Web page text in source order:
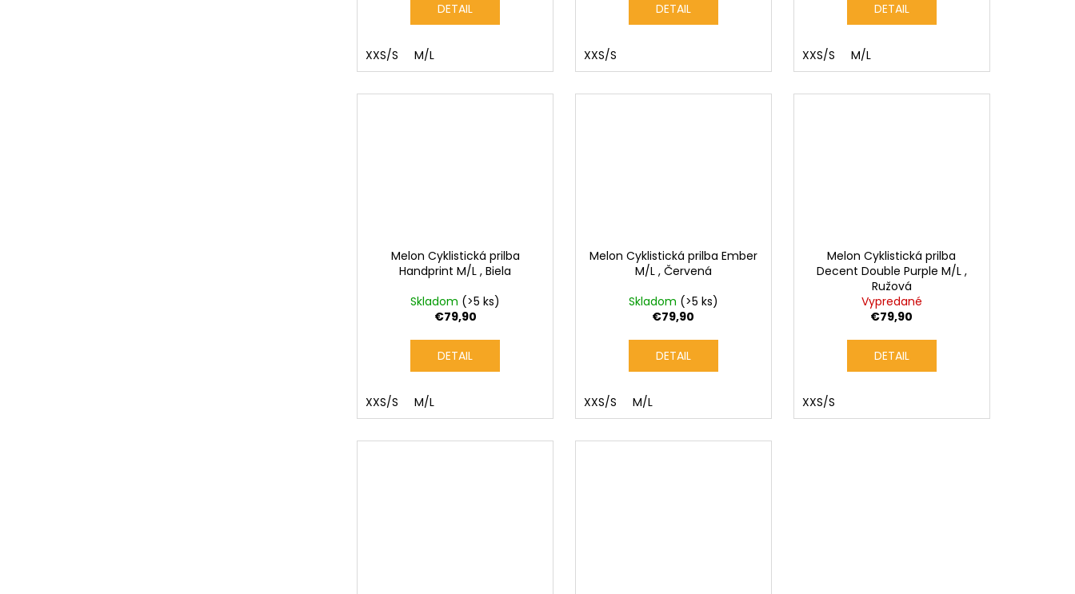
DETAIL
XXS/S M/L
DETAIL
XXS/S
DETAIL
XXS/S M/L
Melon Cyklistická prilba
Handprint M/L , Biela
Skladom (>5 ks)
€79,90
DETAIL
XXS/S M/L
Melon Cyklistická prilba Ember
M/L , Červená
Skladom (>5 ks)
€79,90
DETAIL
XXS/S M/L
Melon Cyklistická prilba
Decent Double Purple M/L ,
Ružová
Vypredané
€79,90
DETAIL
XXS/S